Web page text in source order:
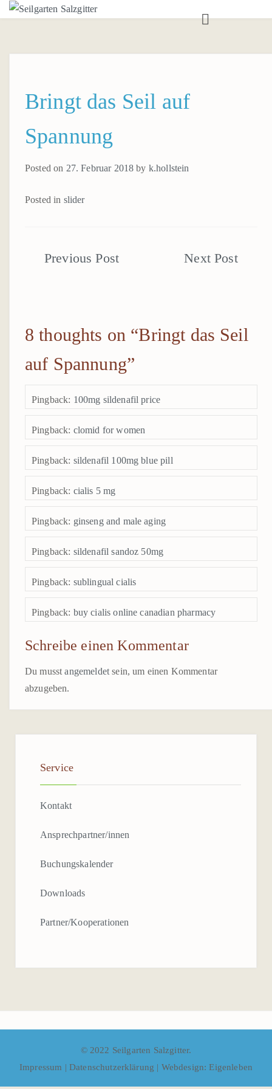
AUSBILDUNG
BOULDERRAUM
BOULDERTRAINING
WIR STELLEN UNS VOR
UNSER LEITBILD
GESCHICHTE
STANDORTBESCHREIBUNG
ANSPRECHPARTNER*IN
PARTNER / KOOPERATIONEN
DOWNLOADS
MEDIEN
SEILGARTEN KENNEL
Bringt das Seil auf
Spannung
Posted on 27. Februar 2018 by k.hollstein
Posted in slider
Beitragsnavigation
8 thoughts on “Bringt das Seil
auf Spannung”
Pingback: 100mg sildenafil price
Pingback: clomid for women
Pingback: sildenafil 100mg blue pill
Pingback: cialis 5 mg
Pingback: ginseng and male aging
Pingback: sildenafil sandoz 50mg
Pingback: sublingual cialis
Pingback: buy cialis online canadian pharmacy
Schreibe einen Kommentar
Du musstangemeldet sein, um einen Kommentar
abzugeben.
Service
Kontakt
Ansprechpartner/innen
Buchungskalender
Downloads
Partner/Kooperationen
© 2022 Seilgarten Salzgitter.
Impressum | Datenschutzerklärung | Webdesign: Eigenleben